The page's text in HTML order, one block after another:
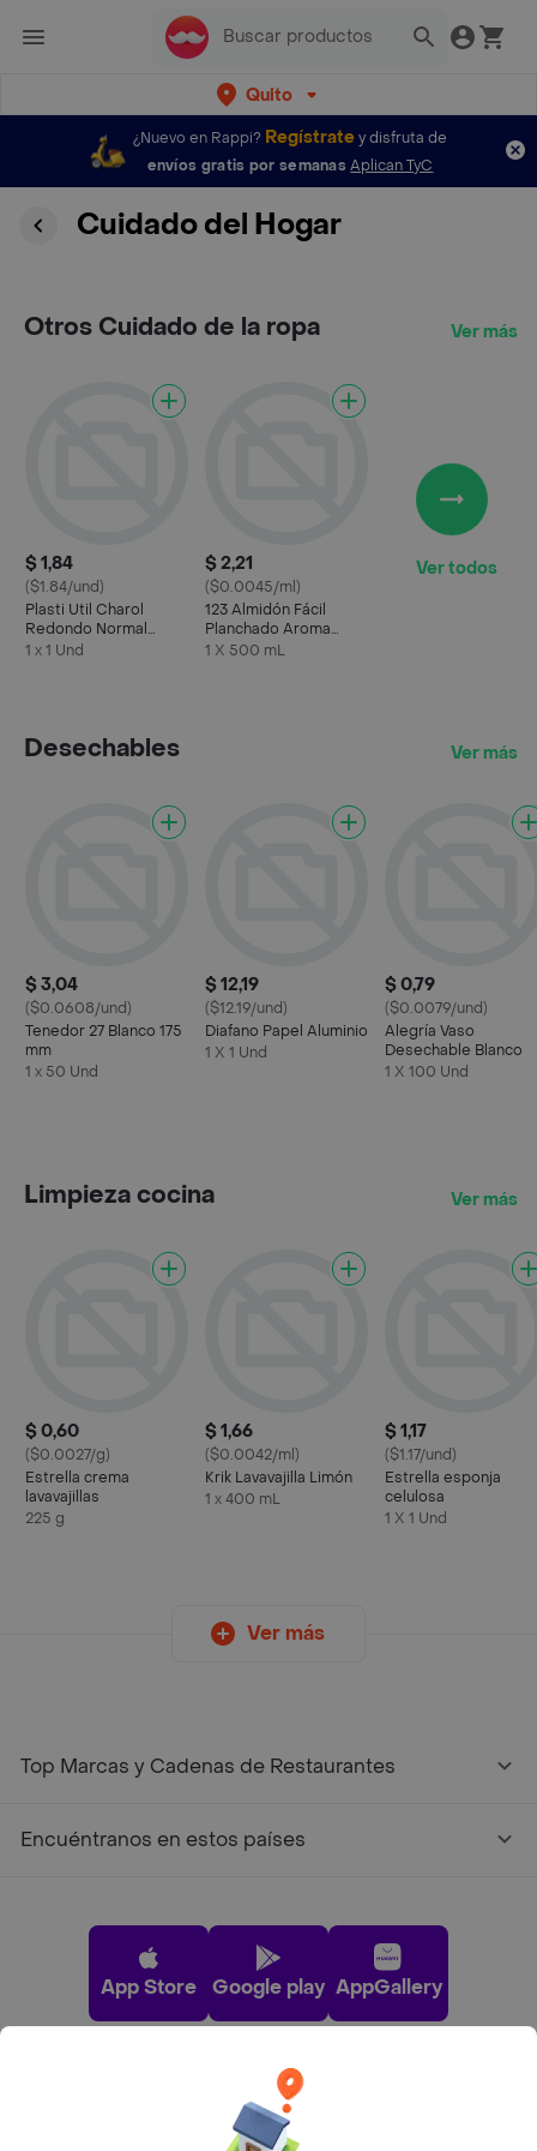
Quito
¿Nuevo en Rappi? Regístratey disfruta de
envíos gratis por semanas Aplican TyC
Cuidado del Hogar
Otros Cuidado de la ropa Ver más
$ 1,84
($1.84/und)
Plasti Util Charol
Redondo Normal
Blanco
1 x 1 Und
$ 2,21
($0.0045/ml)
123 Almidón Fácil
Planchado Aroma
Pasión Floral
1 X 500 mL
Ver todos
Desechables Ver más
$ 3,04
($0.0608/und)
Tenedor 27 Blanco 175
mm
1 x 50 Und
$ 12,19
($12.19/und)
Diafano Papel Aluminio
1 X 1 Und
$ 0,79
($0.0079/und)
Alegría Vaso
Desechable Blanco
1 X 100 Und
Limpieza cocina Ver más
$ 0,60
($0.0027/g)
Estrella crema
lavavajillas
225 g
$ 1,66
($0.0042/ml)
Krik Lavavajilla Limón
1 x 400 mL
$ 1,17
($1.17/und)
Estrella esponja
celulosa
1 X 1 Und
Ver más
Top Marcas y Cadenas de Restaurantes
Encuéntranos en estos países
App Store Google play AppGallery
Pide tu comida favorita cerca de ti